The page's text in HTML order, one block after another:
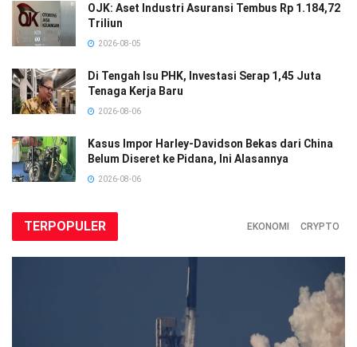
OJK: Aset Industri Asuransi Tembus Rp 1.184,72
Triliun
2026-08-05
Di Tengah Isu PHK, Investasi Serap 1,45 Juta
Tenaga Kerja Baru
2026-08-06
Kasus Impor Harley-Davidson Bekas dari China
Belum Diseret ke Pidana, Ini Alasannya
2026-08-06
TERPOPULER EKONOMI CRYPTO